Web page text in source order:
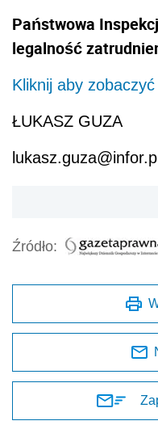
Państwowa
legalność
Kliknij aby
ŁUKASZ GUZA
lukasz.guza@infor.pl
Źródło: